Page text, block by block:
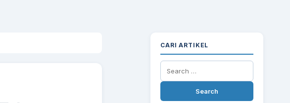
CARI ARTIKEL